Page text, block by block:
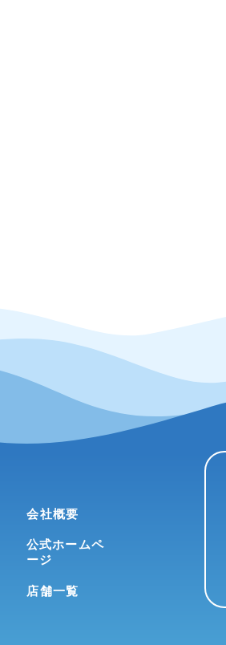
会社概要
公式ホームペ
ージ
店舗一覧